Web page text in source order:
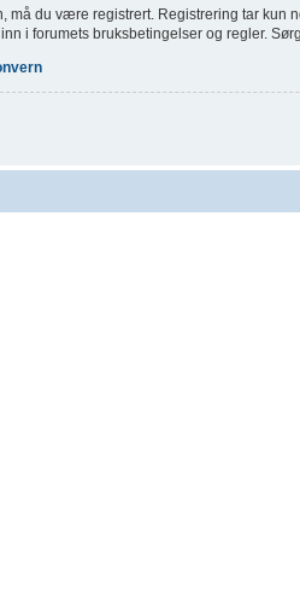
må du være registrert. Registrering tar kun
i forumets bruksbetingelser og regler.